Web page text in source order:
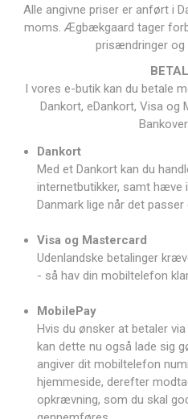
Alle angivne priser er anført i
moms. Ægbækgaard tager
prisændringer og
I vores e-butik kan du betale
Dankort, eDankort, Visa og
Dankort
Med et Dankort kan du
internetbutikker, samt hæve
Danmark lige når det passer
Visa og Mastercard
Udenlandske betalinger
- så hav din mobiltelefon
MobilePay
Hvis du ønsker at betaler
kan dette nu også lade sig
angiver dit mobiltelefon
hjemmeside, derefter
opkrævning, som du skal